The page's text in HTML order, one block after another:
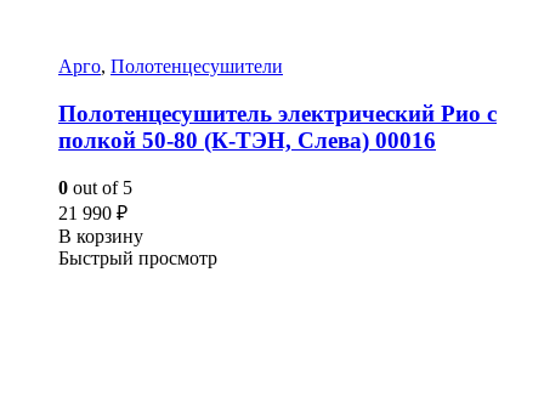
Арго, Полотенцесушители
Полотенцесушитель электрический Рио с
полкой 50-80 (К-ТЭН, Слева) 00016
0 out of 5
21 990 ₽
В корзину
Быстрый просмотр